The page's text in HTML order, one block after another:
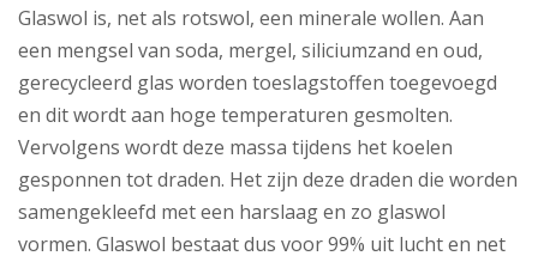
Glaswol is, net als rotswol, een minerale wollen. Aan
een mengsel van soda, mergel, siliciumzand en oud,
gerecycleerd glas worden toeslagstoffen toegevoegd
en dit wordt aan hoge temperaturen gesmolten.
Vervolgens wordt deze massa tijdens het koelen
gesponnen tot draden. Het zijn deze draden die worden
samengekleefd met een harslaag en zo glaswol
vormen. Glaswol bestaat dus voor 99% uit lucht en net